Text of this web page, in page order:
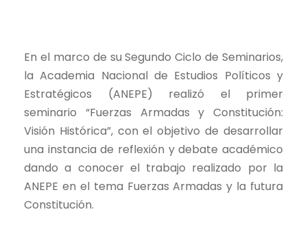
En el marco de su Segundo Ciclo de Seminarios,
la Academia Nacional de Estudios Políticos y
Estratégicos (ANEPE) realizó el primer
seminario “Fuerzas Armadas y Constitución:
Visión Histórica”, con el objetivo de desarrollar
una instancia de reflexión y debate académico
dando a conocer el trabajo realizado por la
ANEPE en el tema Fuerzas Armadas y la futura
Constitución.